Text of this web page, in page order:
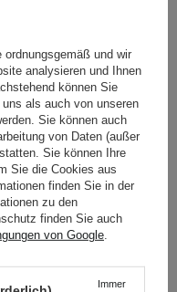
14,80 €
IN DEN WARENKORB
und wir
analysieren und Ihnen
können Sie
als auch von unseren
Sie können auch
von Daten (außer
Sie können Ihre
Sie die Cookies aus
finden Sie in der
zu den
finden Sie auch
von Google
Immer